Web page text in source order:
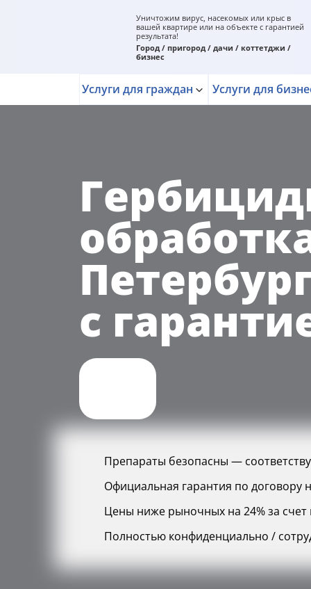
Уничтожим вирус, насекомых или крыс в
вашей квартире или на объекте с гарантией
результата!
Город / пригород / дачи / коттетджи /
бизнес
Услуги для граждан Услуги для
с
Препараты безопасны —
Официальная гарантия по договору
Цены ниже рыночных на 24% за счет
Полностью конфиденциально /